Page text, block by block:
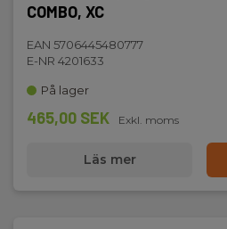
COMBO, XC
EAN 5706445480777
E-NR 4201633
På lager
465,00 SEK Exkl. moms
Läs mer